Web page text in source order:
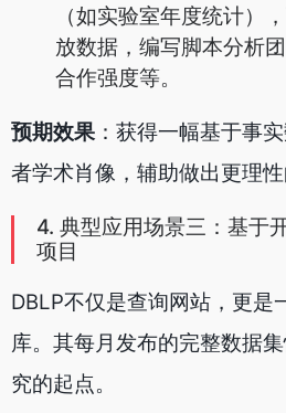
（如实验室年度统计）
放数据，编写脚本分析
合作强度等。
预期效果：获得一幅基于事
者学术肖像，辅助做出更理性
4. 典型应用场景三：基于
项目
DBLP不仅是查询网站，更是
库。其每月发布的完整数据
究的起点。